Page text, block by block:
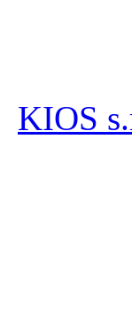
KIOS